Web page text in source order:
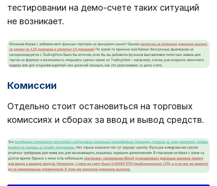
тестировании на демо-счете таких ситуаций
не возникает.
Комиссии
Отдельно стоит остановиться на торговых
комиссиях и сборах за ввод и вывод средств.